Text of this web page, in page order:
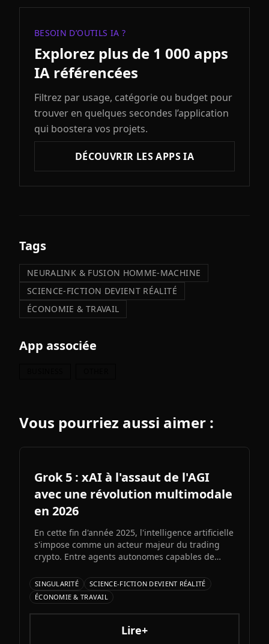
BESOIN D’OUTILS IA ?
Explorez plus de 1 000 apps
IA référencées
Filtrez par usage, catégorie ou budget pour
trouver en quelques secondes l’application
qui boostera vos projets.
DÉCOUVRIR LES APPS IA
Tags
NEURALINK & FUSION HOMME-MACHINE
SCIENCE-FICTION DEVIENT RÉALITÉ
ÉCONOMIE & TRAVAIL
App associée
Vous pourriez aussi aimer :
Grok 5 : xAI à l'assaut de l'AGI
avec une révolution multimodale
en 2026
En cette fin d'année 2025, l'intelligence artificielle
s'impose comme un acteur majeur du trading
crypto. Entre agents autonomes capables de
d'Elon Musk s'annonce comme l'un des paris les
plus audacieux de l'histoire de l'IA. Entre
architecture colossale, capacités multimodales
natives et ambitions AGI assumées, Grok 5
pourrait redessiner le paysage de l'intelligence
SINGULARITÉ
SCIENCE-FICTION DEVIENT RÉALITÉ
ÉCONOMIE & TRAVAIL
Lire+